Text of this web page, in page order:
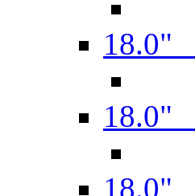
18.0"
18.0"
18.0"